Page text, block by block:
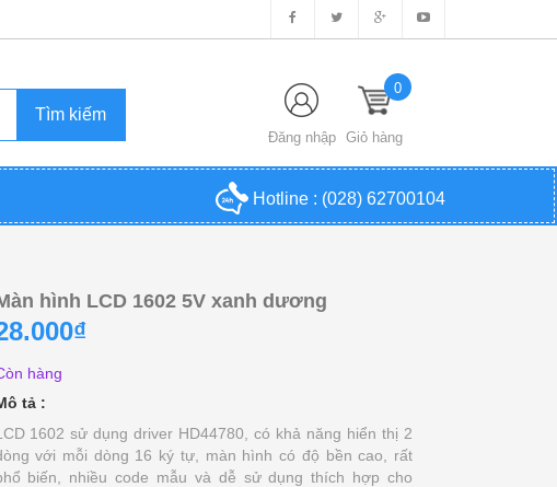
Đăng nhập Giỏ hàng
0
Hotline : (028) 62700104
hình LCD 1602 5V xanh dương
hàng
tả :
1602 sử dụng driver HD44780, có khả năng hiển thị 2
với mỗi dòng 16 ký tự, màn hình có độ bền cao, rất
biến, nhiều code mẫu và dễ sử dụng thích hợp cho